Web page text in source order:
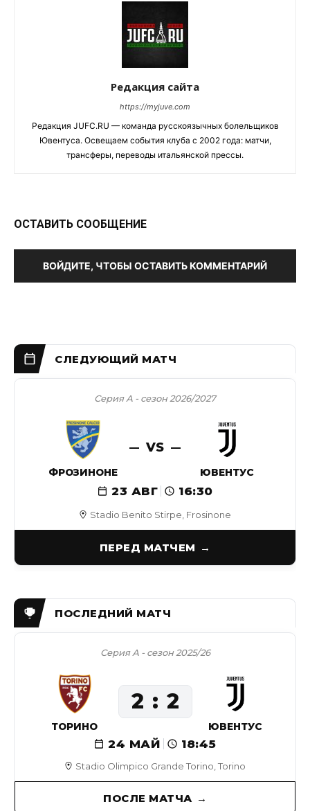
Редакция сайта
https://myjuve.com
Редакция JUFC.RU — команда русскоязычных болельщиков
Ювентуса. Освещаем события клуба с 2002 года: матчи,
трансферы, переводы итальянской прессы.
ОСТАВИТЬ СООБЩЕНИЕ
ВОЙДИТЕ, ЧТОБЫ ОСТАВИТЬ КОММЕНТАРИЙ
Stadio Benito Stirpe, Frosinone
Серия А - сезон 2026/2027
ФРОЗИНОНЕ
VS
ЮВЕНТУС
23 АВГ 16:30
ПЕРЕД МАТЧЕМ
Stadio Olimpico Grande Torino, Torino
Серия А - сезон 2025/26
24 МАЙ 18:45
ТОРИНО
2 2
ЮВЕНТУС
ПОСЛЕ МАТЧА